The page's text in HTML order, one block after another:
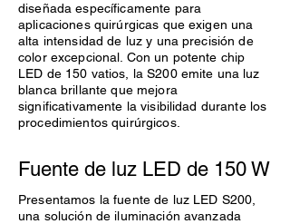
diseñada específicamente para
aplicaciones quirúrgicas que exigen una
alta intensidad de luz y una precisión de
color excepcional. Con un potente chip
LED de 150 vatios, la S200 emite una luz
blanca brillante que mejora
significativamente la visibilidad durante los
procedimientos quirúrgicos.
Fuente de luz LED de 150 W
Presentamos la fuente de luz LED S200,
una solución de iluminación avanzada